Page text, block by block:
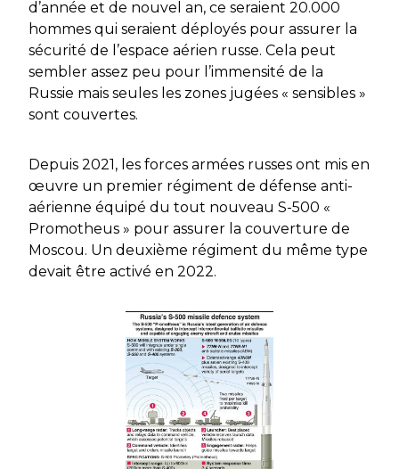
d’année et de nouvel an, ce seraient 20.000
hommes qui seraient déployés pour assurer la
sécurité de l’espace aérien russe. Cela peut
sembler assez peu pour l’immensité de la
Russie mais seules les zones jugées « sensibles »
sont couvertes.
Depuis 2021, les forces armées russes ont mis en
œuvre un premier régiment de défense anti-
aérienne équipé du tout nouveau S-500 «
Promotheus » pour assurer la couverture de
Moscou. Un deuxième régiment du même type
devait être activé en 2022.